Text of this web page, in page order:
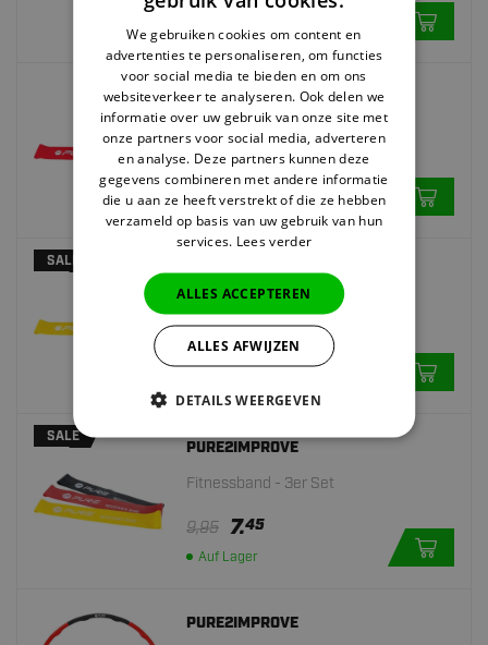
Auf Lager
PURE2IMPROVE
Fitnessband - 7-23 kg - Medium -
Gummi
1.95
Auf Lager
SALE
PURE2IMPROVE
Fitnessband - 5,5-18,5 kg- Light -
Gummi
1,65 1.30
SALE
PURE2IMPROVE
Fitnessband - 3er Set
9,95 7.45
Auf Lager
PURE2IMPROVE
We gebruiken cookies om content en
advertenties te personaliseren, om functies
voor social media te bieden en om ons
websiteverkeer te analyseren. Ook delen we
informatie over uw gebruik van onze site met
onze partners voor social media, adverteren
en analyse. Deze partners kunnen deze
gegevens combineren met andere informatie
die u aan ze heeft verstrekt of die ze hebben
verzameld op basis van uw gebruik van hun
services. Lees verder
ALLES ACCEPTEREN
ALLES AFWIJZEN
DETAILS WEERGEVEN